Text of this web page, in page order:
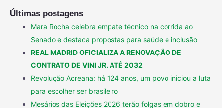
Últimas postagens
Mara Rocha celebra empate técnico na corrida ao
Senado e destaca propostas para saúde e inclusão
REAL MADRID OFICIALIZA A RENOVAÇÃO DE
CONTRATO DE VINI JR. ATÉ 2032
Revolução Acreana: há 124 anos, um povo iniciou a luta
para escolher ser brasileiro
Mesários das Eleições 2026 terão folgas em dobro e